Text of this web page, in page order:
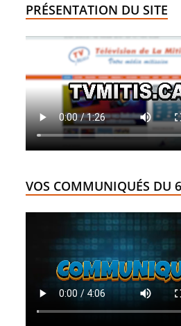
PRÉSENTATION DU SITE
VOS COMMUNIQUÉS DU